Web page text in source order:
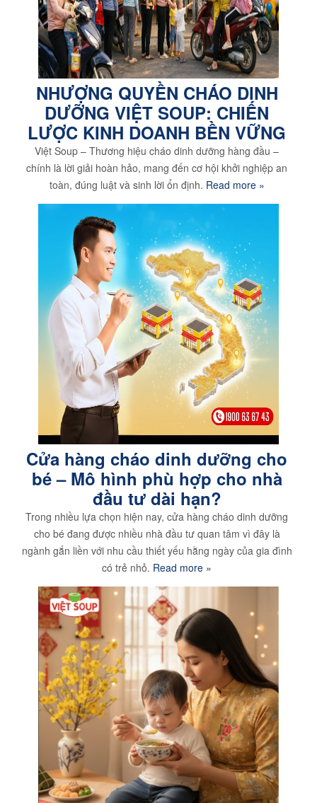
NHƯỢNG QUYỀN CHÁO DINH
DƯỠNG VIỆT SOUP: CHIẾN
LƯỢC KINH DOANH BỀN VỮNG
Việt Soup – Thương hiệu cháo dinh dưỡng hàng đầu –
chính là lời giải hoàn hảo, mang đến cơ hội khởi nghiệp an
toàn, đúng luật và sinh lời ổn định. Read more »
Cửa hàng cháo dinh dưỡng cho
bé – Mô hình phù hợp cho nhà
đầu tư dài hạn?
Trong nhiều lựa chọn hiện nay, cửa hàng cháo dinh dưỡng
cho bé đang được nhiều nhà đầu tư quan tâm vì đây là
ngành gắn liền với nhu cầu thiết yếu hằng ngày của gia đình
có trẻ nhỏ. Read more »